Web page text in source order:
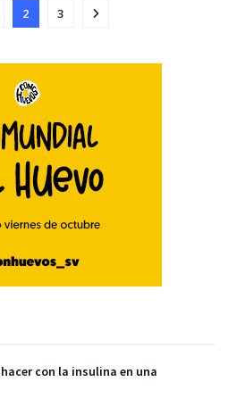
2 3
hacer con la insulina en una